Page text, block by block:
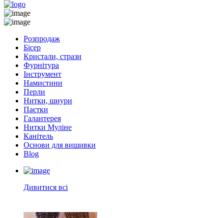
Розпродаж
Бісер
Кристали, стрази
Фурнітура
Інструмент
Намистини
Перли
Нитки, шнури
Паєтки
Галантерея
Нитки Муліне
Канітель
Основи для вишивки
Blog
Дивитися всі